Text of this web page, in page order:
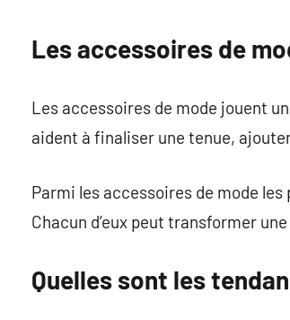
Les accessoires de
Les accessoires de mode jouent
aident à finaliser une tenue,
Parmi les accessoires de mode
Chacun d’eux peut transformer
Quelles sont les